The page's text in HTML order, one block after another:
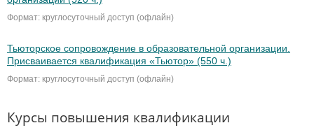
Формат: круглосуточный доступ (офлайн)
Тьюторское сопровождение в образовательной организации.
Присваивается квалификация «Тьютор» (550 ч.)
Формат: круглосуточный доступ (офлайн)
Курсы повышения квалификации